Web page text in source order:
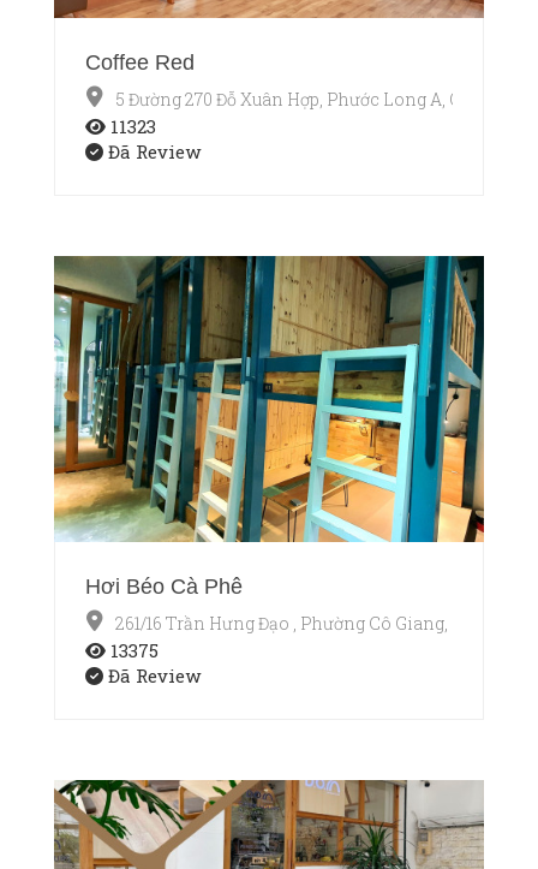
Coffee Red
5 Đường 270 Đỗ Xuân Hợp, Phước Long A, Q9
11323
Đã Review
Hơi Béo Cà Phê
261/16 Trần Hưng Đạo , Phường Cô Giang, Quận 1,
13375
Đã Review